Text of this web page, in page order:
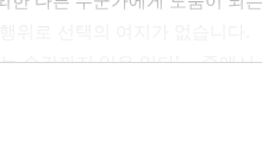
순간까지 일은 있다’」 중에서
른 결론도 사실 ‘또 하나의 의